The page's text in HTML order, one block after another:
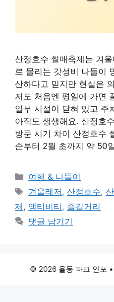
산정호수 썰매축제는 겨
로 몰리는 갓성비 나들이
산하다고 믿지만 현실은
저도 처음엔 평일에 가면
일부 시설이 닫혀 있고 주
아직도 생생해요. 산정호
방문 시기 차이 산정호수
순부터 2월 초까지 약 50
카
테
리
여행 & 나들이
태
그
겨울레저 ,산정호수,
제 , 액티비티 , 즐길거리
댓글 남기기
© 2026 율동 파크 인포